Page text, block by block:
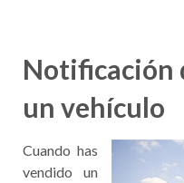
Notificación
un vehículo
Cuando has
vendido un